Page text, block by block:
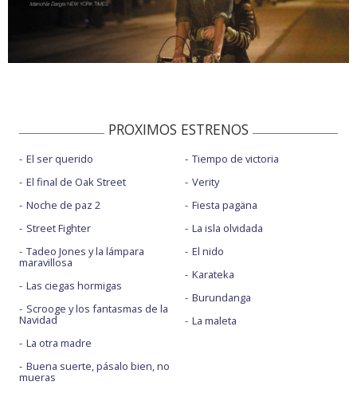
PROXIMOS ESTRENOS
El ser querido
El final de Oak Street
Noche de paz 2
Street Fighter
Tadeo Jones y la lámpara
maravillosa
Las ciegas hormigas
Scrooge y los fantasmas de la
Navidad
La otra madre
Buena suerte, pásalo bien, no
mueras
Tiempo de victoria
Verity
Fiesta pagäna
La isla olvidada
El nido
Karateka
Burundanga
La maleta